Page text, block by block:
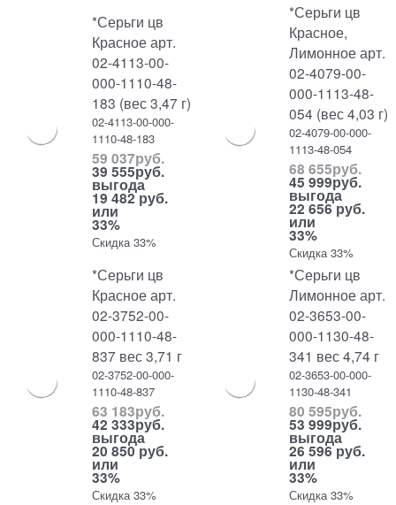
*Серьги цв
Красное арт.
02-4113-00-
000-1110-48-
183 (вес 3,47 г)
02-4113-00-000-
1110-48-183
59 037руб.
39 555руб.
выгода
19 482 руб.
или
33%
Скидка 33%
*Серьги цв
Красное,
Лимонное арт.
02-4079-00-
000-1113-48-
054 (вес 4,03 г)
02-4079-00-000-
1113-48-054
68 655руб.
45 999руб.
выгода
22 656 руб.
или
33%
Скидка 33%
*Серьги цв
Красное арт.
02-3752-00-
000-1110-48-
837 вес 3,71 г
02-3752-00-000-
1110-48-837
63 183руб.
42 333руб.
выгода
20 850 руб.
или
33%
Скидка 33%
*Серьги цв
Лимонное арт.
02-3653-00-
000-1130-48-
341 вес 4,74 г
02-3653-00-000-
1130-48-341
80 595руб.
53 999руб.
выгода
26 596 руб.
или
33%
Скидка 33%